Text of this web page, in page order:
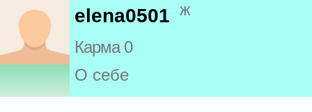
elena0501 ж
Карма 0
О себе